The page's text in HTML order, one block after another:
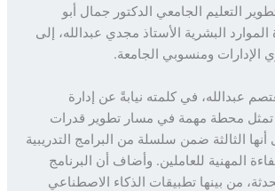
الجامعي الدكتور جمال أبو
البشرية الأستاذ مجدي عبدالله، إلى
ومنسوبي الجامعة.
في كلمته نيابةً عن إدارة
محطة مهمة في مسار تطوير قدرات
ضمن سلسلة من البرامج التدريبية
للعاملين. وأضاف أن البرنامج
تطبيقات الذكاء الاصطناعي